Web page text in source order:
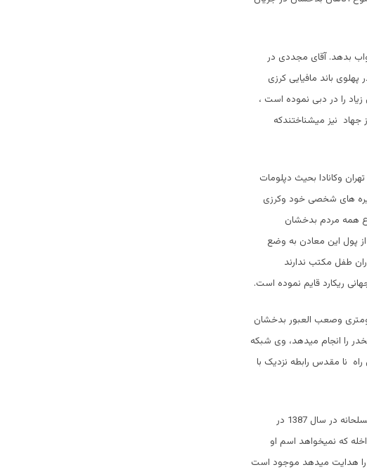
بدهد. آقای مجددی در
باند مافیایی کرزی
را در دبی نموده است ،
جهاد نیز میشناختندکه
وکانادا بحیث دپلومات
های شخصی خود وکرزی
همه مردم بدخشان
پول این معادن به وضع
طفل مکتب ندارند
ریکارد قایم نموده است.
نزدیک خود بحیث قومندنان پولیس سرحدی در سرحدات 1200 کیلومتری وصعب العبور بدخشان
را انجام میدهد، وی شبکه
نا مقدس رابطه نزدیک با
آقای زلمی در اختلافات میان مردم بدخشان نقش اساسی داشته بخصوص در در گیری مسلحانه در سال 1387 در
که نمیخواهد اسم او
هدایت میدهد موجود است